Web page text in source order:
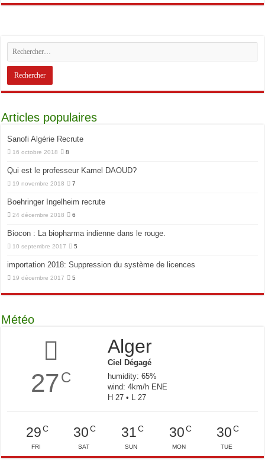
Articles populaires
Sanofi Algérie Recrute
16 octobre 2018 8
Qui est le professeur Kamel DAOUD?
19 novembre 2018 7
Boehringer Ingelheim recrute
24 décembre 2018 6
Biocon : La biopharma indienne dans le rouge.
10 septembre 2017 5
importation 2018: Suppression du système de licences
19 décembre 2017 5
Météo
27C
Alger
Ciel Dégagé
humidity: 65%
wind: 4km/h ENE
H 27 • L 27
29C
FRI
30 C
SAT
31C
SUN
30C
MON
30 C
TUE